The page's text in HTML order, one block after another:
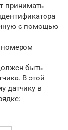
принимать
с помощью
номером
быть
В этой
датчику в